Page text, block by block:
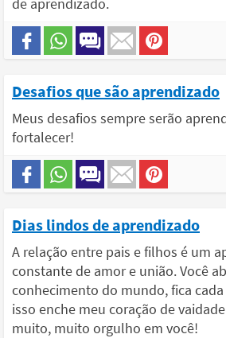
Desafios que são aprendizado
Meus desafios sempre serão
fortalecer!
Dias lindos de aprendizado
A relação entre pais e filhos é um
constante de amor e união. Você
conhecimento do mundo, fica
isso enche meu coração de
muito, muito orgulho em você!